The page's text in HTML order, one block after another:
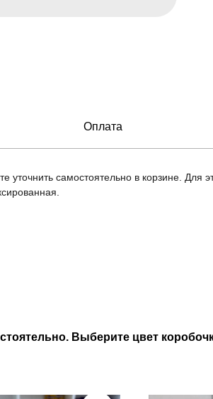
Оплата
уточнить самостоятельно в корзине. Для
Выберите цвет